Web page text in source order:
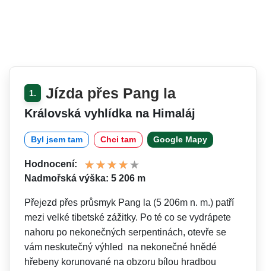
1. Jízda přes Pang la
Královská vyhlídka na Himaláj
Byl jsem tam Chci tam Google Mapy
Hodnocení:
Nadmořská výška: 5 206 m
Přejezd přes průsmyk Pang la (5 206m n. m.) patří
mezi velké tibetské zážitky. Po té co se vydrápete
nahoru po nekonečných serpentinách, otevře se
vám neskutečný výhled na nekonečné hnědé
hřebeny korunované na obzoru bílou hradbou